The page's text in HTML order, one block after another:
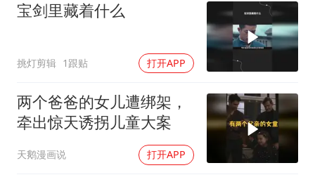
暑期研学游升温 在旅途中增长知识
猫咪过火把节被抹成黑猫
宝妈给四胞胎取名平安喜乐
BLG经理辟谣Bin离队
总书记点赞的非遗苗绣焕发新生机
宝剑里藏着什么
挑灯剪辑 1跟贴 打开APP
两个爸爸的女儿遭绑架，
牵出惊天诱拐儿童大案
天鹅漫画说 打开APP